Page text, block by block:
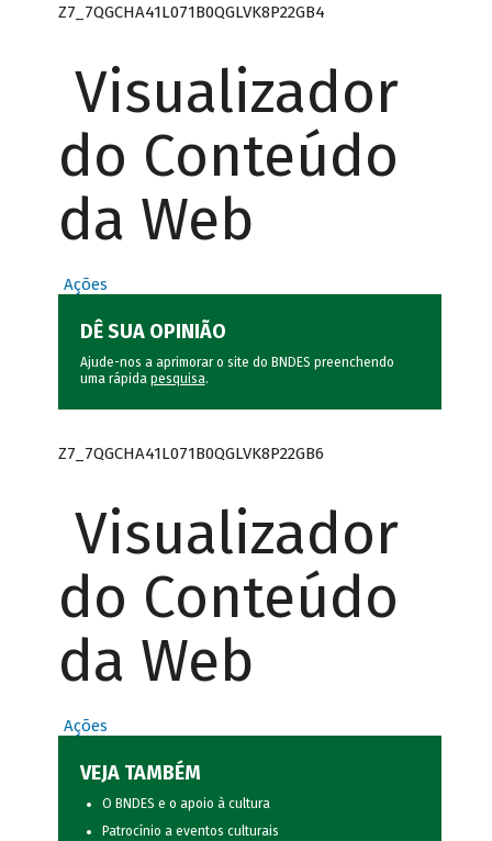
Z7_7QGCHA41L071B0QGLVK8P22GB4
Visualizador
do Conteúdo
da Web
Ações
DÊ SUA OPINIÃO
Ajude-nos a aprimorar o site do BNDES preenchendo
uma rápida pesquisa.
Z7_7QGCHA41L071B0QGLVK8P22GB6
Visualizador
do Conteúdo
da Web
Ações
VEJA TAMBÉM
O BNDES e o apoio à cultura
Patrocínio a eventos culturais